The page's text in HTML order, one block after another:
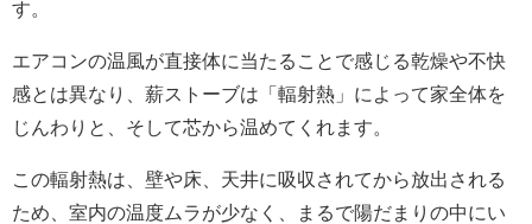
す。
エアコンの温風が直接体に当たることで感じる乾燥や不快
感とは異なり、薪ストーブは「輻射熱」によって家全体を
じんわりと、そして芯から温めてくれます。
この輻射熱は、壁や床、天井に吸収されてから放出される
ため、室内の温度ムラが少なく、まるで陽だまりの中にい